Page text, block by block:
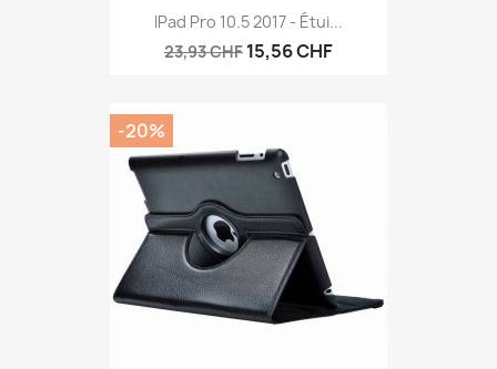
IPad Pro 10.5 2017 - Étui...
23,93 CHF 15,56 CHF
-20%